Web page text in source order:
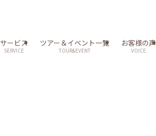
サービス
SERVICE
ツアー＆イベント一覧
TOUR&EVENT
お客様の声
VOICE